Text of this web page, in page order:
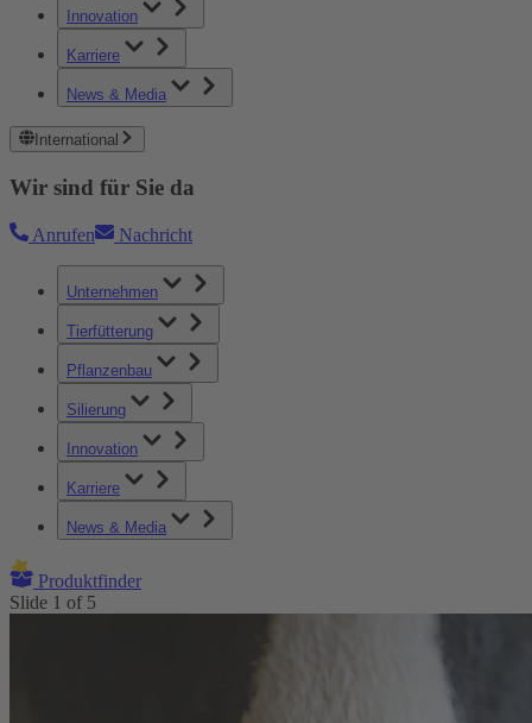
Innovation
Karriere
News & Media
International
Wir sind für Sie da
Anrufen Nachricht
Unternehmen
Tierfütterung
Pflanzenbau
Silierung
Innovation
Karriere
News & Media
Produktfinder
Slide 1 of 5